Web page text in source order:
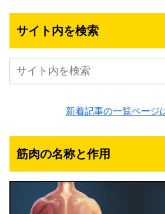
サイト内を検索
新着記事の一覧ページ
筋肉の名称と作用